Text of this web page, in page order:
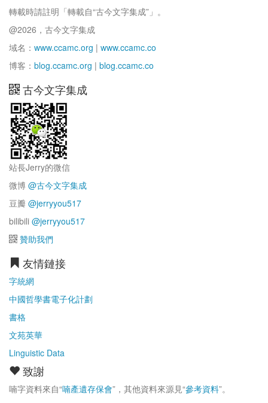
轉載時請註明「轉載自“古今文字集成”」。
@2026，古今文字集成
域名： www.ccamc.org | www.ccamc.co
博客： blog.ccamc.org | blog.ccamc.co
古今文字集成
站長Jerry的微信
微博 @古今文字集成
豆瓣 @jerryyou517
bilibili @jerryyou517
贊助我們
友情鏈接
字統網
中國哲學書電子化計劃
書格
文苑英華
Linguistic Data
致謝
喃字資料來自“喃產遺存保會”，其他資料來源見“參考資料”。